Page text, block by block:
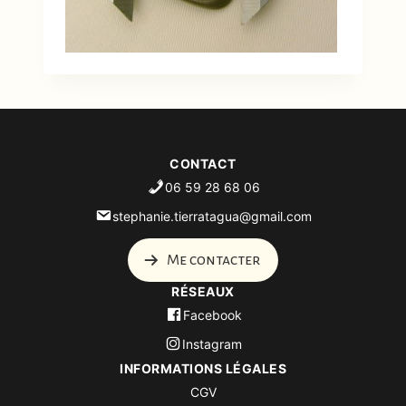
INFORMATIONS LÉGALES
CGV
RÉSEAUX
Facebook
Instagram
CONTACT
06 59 28 68 06
stephanie.tierratagua@gmail.com
Me contacter